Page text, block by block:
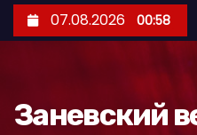
е
07.08.2026 00:58
Заневский